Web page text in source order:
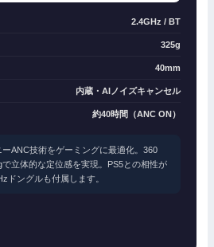
2.4GHz / BT
325g
40mm
内蔵・AIノイズキャンセル
約40時間（ANC ON）
ANC技術をゲーミングに最適化。360
で立体的な定位感を実現。PS5との相性が
ドングルも付属します。